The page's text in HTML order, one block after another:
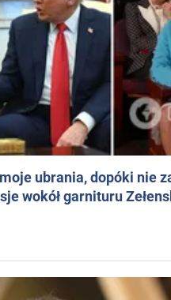
ubrania, dopóki nie
wokół garnituru